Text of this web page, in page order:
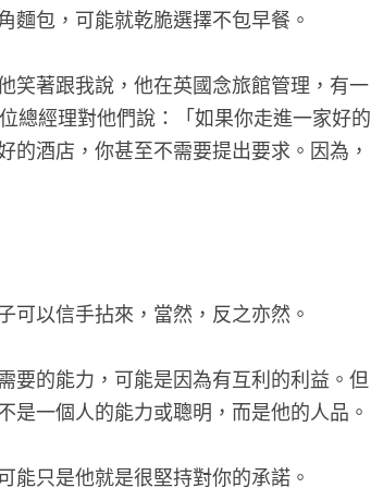
麵包，可能就乾脆選擇不包早餐。
笑著跟我說，他在英國念旅館管理，有一
總經理對他們說：「如果你走進一家好的
酒店，你甚至不需要提出要求。因為，
可以信手拈來，當然，反之亦然。
要的能力，可能是因為有互利的利益。但
是一個人的能力或聰明，而是他的人品。
能只是他就是很堅持對你的承諾。